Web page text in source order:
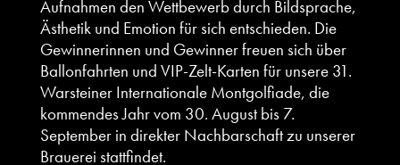
Aufnahmen den Wettbewerb durch Bildsprache,
Ästhetik und Emotion für sich entschieden. Die
Gewinnerinnen und Gewinner freuen sich über
Ballonfahrten und VIP-Zelt-Karten für unsere 31.
Warsteiner Internationale Montgolfiade, die
kommendes Jahr vom 30. August bis 7.
September in direkter Nachbarschaft zu unserer
Brauerei stattfindet.